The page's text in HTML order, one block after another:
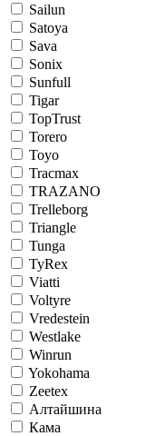
Sailun
Satoya
Sava
Sonix
Sunfull
Tigar
TopTrust
Torero
Toyo
Tracmax
TRAZANO
Trelleborg
Triangle
Tunga
TyRex
Viatti
Voltyre
Vredestein
Westlake
Winrun
Yokohama
Zeetex
Алтайшина
Кама